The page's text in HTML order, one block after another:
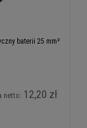
baterii 25 mm²
netto: 12,20 zł